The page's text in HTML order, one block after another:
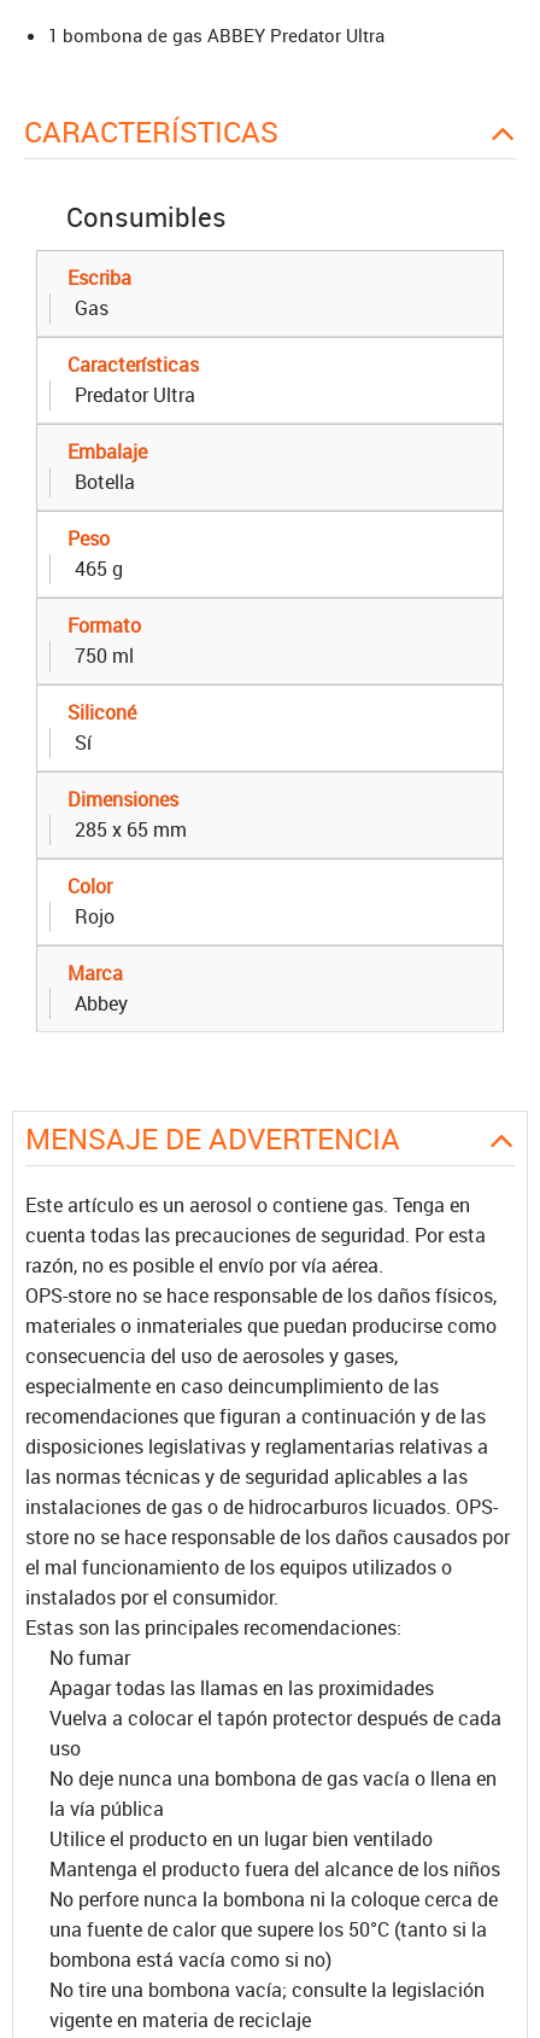
1 bombona de gas ABBEY Predator Ultra
CARACTERÍSTICAS
Consumibles
Escriba
Gas
Características
Predator Ultra
Embalaje
Botella
Peso
465 g
Formato
750 ml
Siliconé
Sí
Dimensiones
285 x 65 mm
Color
Rojo
Marca
Abbey
MENSAJE DE ADVERTENCIA
Este artículo es un aerosol o contiene gas. Tenga en
cuenta todas las precauciones de seguridad. Por esta
razón, no es posible el envío por vía aérea.
OPS-store no se hace responsable de los daños físicos,
materiales o inmateriales que puedan producirse como
consecuencia del uso de aerosoles y gases,
especialmente en caso deincumplimiento de las
recomendaciones que figuran a continuación y de las
disposiciones legislativas y reglamentarias relativas a
las normas técnicas y de seguridad aplicables a las
instalaciones de gas o de hidrocarburos licuados. OPS-
store no se hace responsable de los daños causados por
el mal funcionamiento de los equipos utilizados o
instalados por el consumidor.
Estas son las principales recomendaciones:
No fumar
Apagar todas las llamas en las proximidades
Vuelva a colocar el tapón protector después de cada
uso
No deje nunca una bombona de gas vacía o llena en
la vía pública
Utilice el producto en un lugar bien ventilado
Mantenga el producto fuera del alcance de los niños
No perfore nunca la bombona ni la coloque cerca de
una fuente de calor que supere los 50°C (tanto si la
bombona está vacía como si no)
No tire una bombona vacía; consulte la legislación
vigente en materia de reciclaje